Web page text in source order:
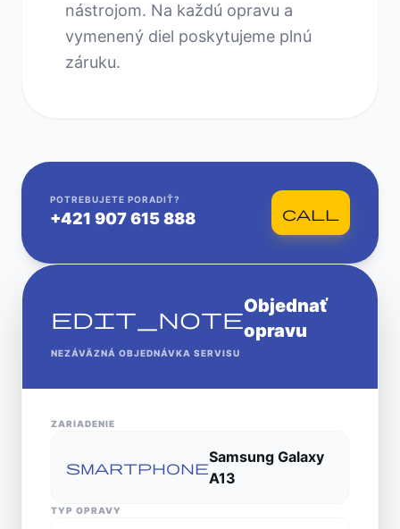
nástrojom. Na každú opravu a
vymenený diel poskytujeme plnú
záruku.
POTREBUJETE PORADIŤ?
+421 907 615 888 call
edit_noteObjednať
opravu
NEZÁVÄZNÁ OBJEDNÁVKA SERVISU
ZARIADENIE
smartphone
Samsung Galaxy
A13
TYP OPRAVY